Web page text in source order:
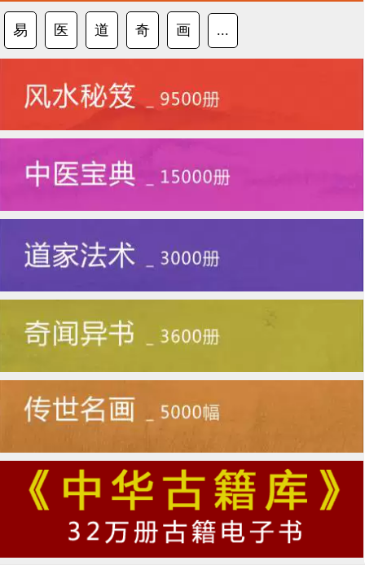
易 医 道 奇 画 ...